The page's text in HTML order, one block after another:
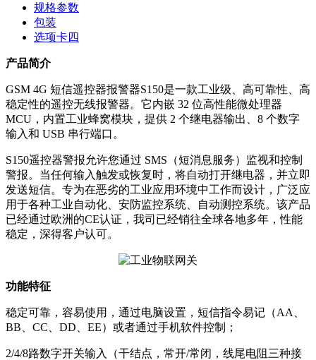
规格参数
包装
选项卡四
产品简介
GSM 4G 短信遥控器报警器S150是一款工业级、高可靠性、高
稳定性的遥控无线报警器。它内嵌 32 位高性能微处理器
MCU，内置工业蜂窝模块，提供 2 个继电器输出、8 个数字
输入和 USB 串行端口。
S150遥控器警报允许您通过 SMS（短消息服务）监视和控制
警报。当任何输入触发或恢复时，将自动打开继电器，并立即
发送短信。专为在恶劣的工业应用环境中工作而设计，广泛应
用于各种工业自动化、安防监控系统、自动测控系统。该产品
已经通过欧洲的CE认证，我司已经销往全球各地多年，性能
稳定，深得客户认可。
功能特征
稳定可靠，容易使用，通过电脑设置，短信指令易记（AA、
BB、CC、DD、EE）或者通过手机软件控制；
2/4/8路数字开关输入（干结点，常开/常闭，线尾电阻三种接